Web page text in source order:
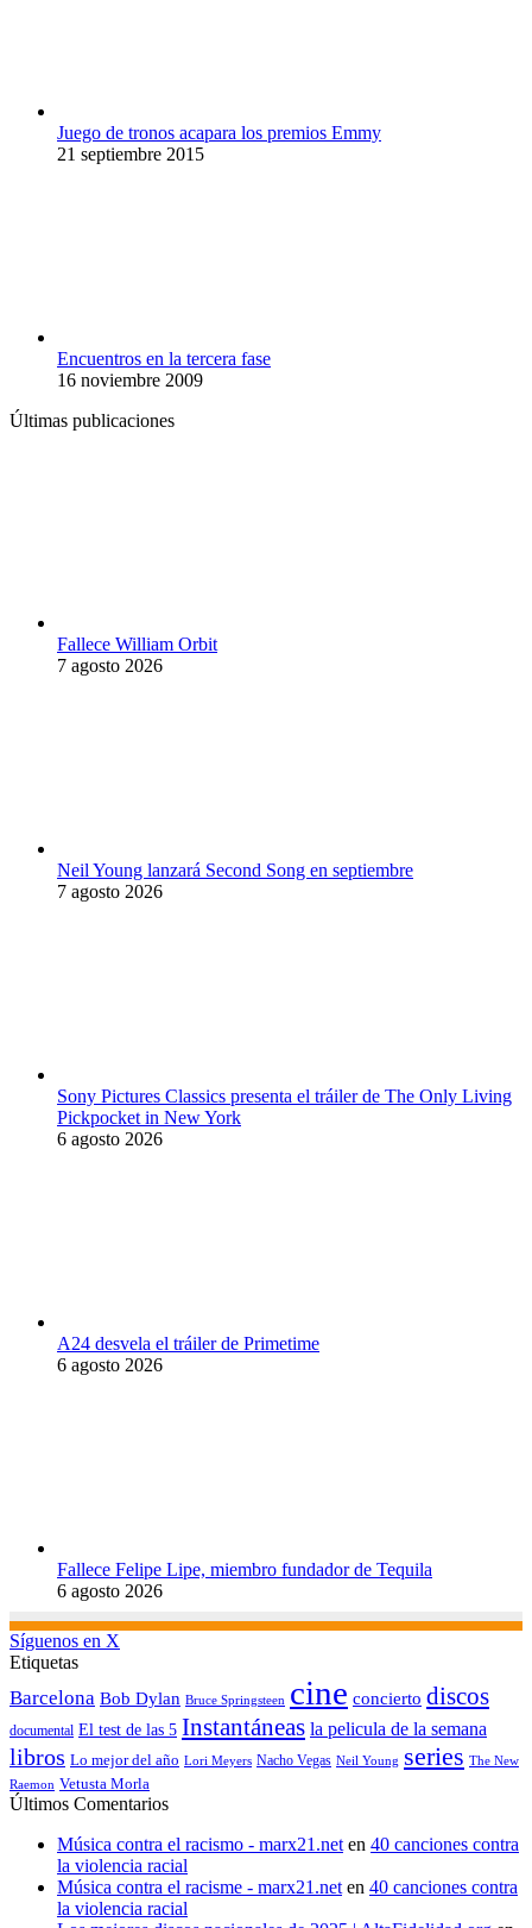
Juego de tronos acapara los premios Emmy
21 septiembre 2015
Encuentros en la tercera fase
16 noviembre 2009
Últimas publicaciones
Fallece William Orbit
7 agosto 2026
Neil Young lanzará Second Song en septiembre
7 agosto 2026
Sony Pictures Classics presenta el tráiler de The Only Living
Pickpocket in New York
6 agosto 2026
A24 desvela el tráiler de Primetime
6 agosto 2026
Fallece Felipe Lipe, miembro fundador de Tequila
6 agosto 2026
Síguenos en X
Etiquetas
Barcelona Bob Dylan Bruce Springsteen cine concierto discos
documental El test de las 5 Instantáneas la pelicula de la semana
libros Lo mejor del año Lori Meyers Nacho Vegas Neil Young series The New
Raemon Vetusta Morla
Últimos Comentarios
Música contra el racismo - marx21.neten 40 canciones contra
la violencia racial
Música contra el racisme - marx21.neten 40 canciones contra
la violencia racial